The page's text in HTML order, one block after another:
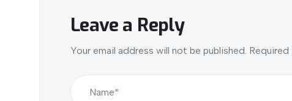
Leave a Reply
Your email address will not be published. Required